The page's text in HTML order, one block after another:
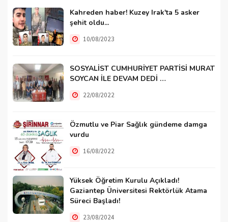
Kahreden haber! Kuzey Irak'ta 5 asker
şehit oldu...
10/08/2023
SOSYALİST CUMHURİYET PARTİSİ MURAT
SOYCAN İLE DEVAM DEDİ …
22/08/2022
Özmutlu ve Piar Sağlık gündeme damga
vurdu
16/08/2022
Yüksek Öğretim Kurulu Açıkladı!
Gaziantep Üniversitesi Rektörlük Atama
Süreci Başladı!
23/08/2024